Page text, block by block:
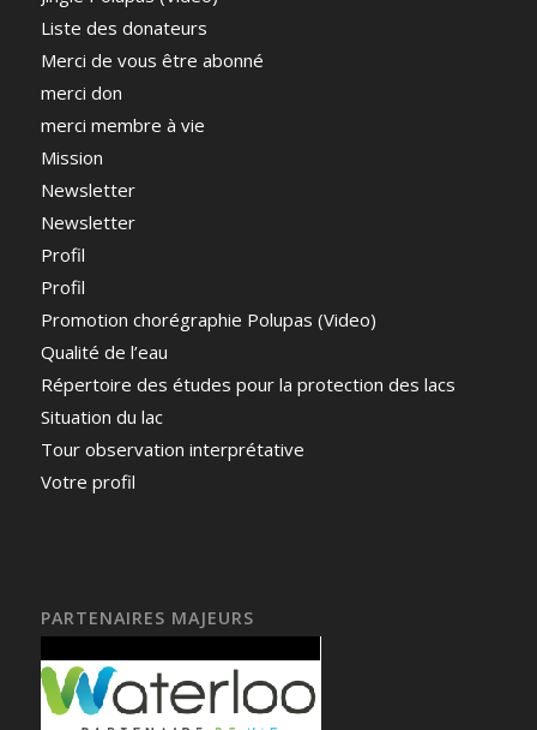
Liste des donateurs
Merci de vous être abonné
merci don
merci membre à vie
Mission
Newsletter
Newsletter
Profil
Profil
Promotion chorégraphie Polupas (Video)
Qualité de l’eau
Répertoire des études pour la protection des lacs
Situation du lac
Tour observation interprétative
Votre profil
PARTENAIRES MAJEURS